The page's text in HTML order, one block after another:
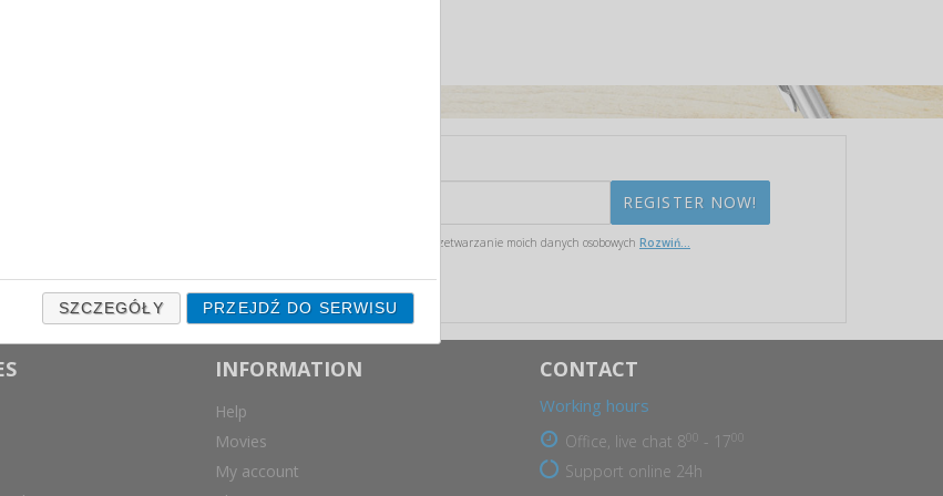
skrzynkę mailową.
Wyrażam zgodę na przetwarzanie moich danych osobowych Rozwiń...
INFORMATION
Help
Movies
My account
CONTACT
Working hours
Office, live chat 8 - 17
Support online 24h
SZCZEGÓŁY PRZEJDŹ DO SERWISU